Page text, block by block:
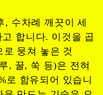
수차례 깨끗이 세
합니다. 이것을 곱
뭉쳐 놓은 것
, 꿀, 쑥 등)은 전혀
로 함유되어 있습니